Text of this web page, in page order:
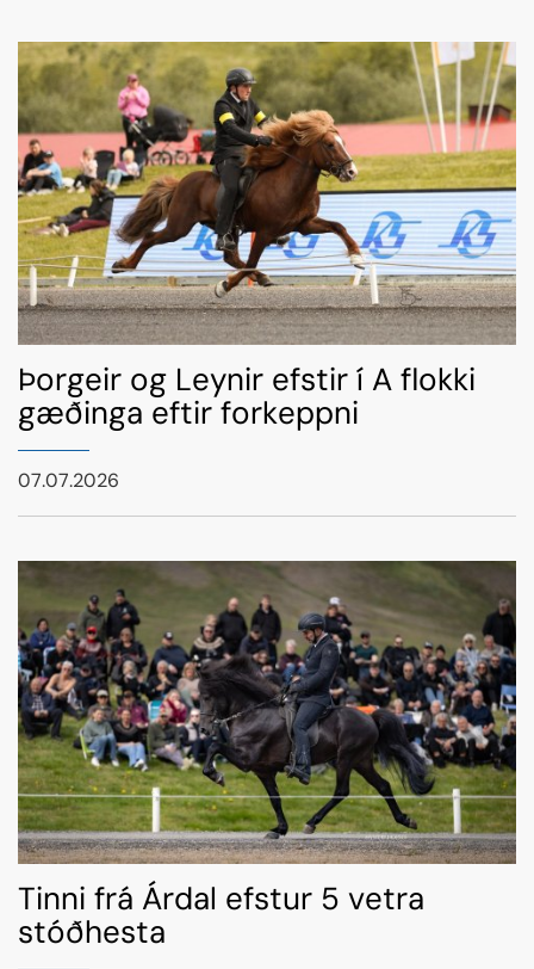
Þorgeir og Leynir efstir í A flokki
gæðinga eftir forkeppni
07.07.2026
Tinni frá Árdal efstur 5 vetra
stóðhesta